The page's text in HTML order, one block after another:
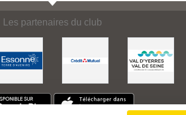
Les partenaires du club